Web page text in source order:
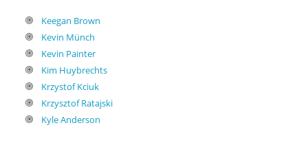
Keegan Brown
Kevin Münch
Kevin Painter
Kim Huybrechts
Krzystof Kciuk
Krzysztof Ratajski
Kyle Anderson